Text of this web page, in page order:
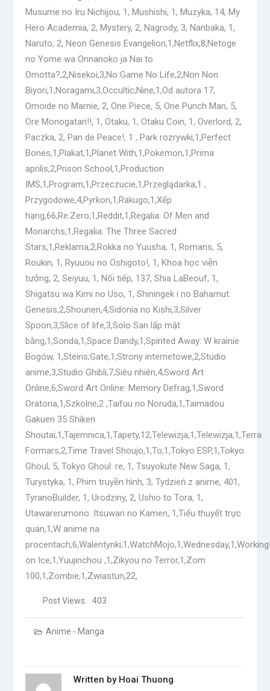
Musume no Iru Nichijou, 1, Mushishi, 1, Muzyka, 14, My
Hero Academia, 2, Mystery, 2, Nagrody, 3, Nanbaka, 1,
Naruto, 2, Neon Genesis Evangelion,1,Netflix,8,Netoge
no Yome wa Onnanoko ja Nai to
Omotta?,2,Nisekoi,3,No Game No Life,2,Non Non
Biyori,1,Noragami,3,Occultic;Nine,1,Od autora 17,
Omoide no Marnie, 2, One Piece, 5, One Punch Man, 5,
Ore Monogatari!!, 1, Otaku, 1, Otaku Coin, 1, Overlord, 2,
Paczka, 2, Pan de Peace!, 1 , Park rozrywki,1,Perfect
Bones,1,Plakat,1,Planet With,1,Pokemon,1,Prima
aprilis,2,Prison School,1,Production
IMS,1,Program,1,Przeczucie,1,Przeglądarka,1 ,
Przygodowe,4,Pyrkon,1,Rakugo,1,Xếp
hạng,66,Re:Zero,1,Reddit,1,Regalia: Of Men and
Monarchs,1,Regalia: The Three Sacred
Stars,1,Reklama,2,Rokka no Yuusha, 1, Romans, 5,
Roukin, 1, Ryuuou no Oshigoto!, 1, Khoa học viễn
tưởng, 2, Seiyuu, 1, Nối tiếp, 137, Shia LaBeouf, 1,
Shigatsu wa Kimi no Uso, 1, Shiningek i no Bahamut:
Genesis,2,Shounen,4,Sidonia no Kishi,3,Silver
Spoon,3,Slice of life,3,Solo San lấp mặt
bằng,1,Sonda,1,Space Dandy,1,Spirited Away: W krainie
Bogów, 1,Steins;Gate,1,Strony internetowe,2,Studio
anime,3,Studio Ghibli,7,Siêu nhiên,4,Sword Art
Online,6,Sword Art Online: Memory Defrag,1,Sword
Oratoria,1,Szkolne,2 ,Taifuu no Noruda,1,Taimadou
Gakuen 35 Shiken
Shoutai,1,Tajemnica,1,Tapety,12,Telewizja,1,Telewizja,1,Terra
Formars,2,Time Travel Shoujo,1,To,1,Tokyo ESP,1,Tokyo
Ghoul, 5, Tokyo Ghoul: re, 1, Tsuyokute New Saga, 1,
Turystyka, 1, Phim truyền hình, 3, Tydzień z anime, 401,
TyranoBuilder, 1, Urodziny, 2, Ushio to Tora, 1,
Utawarerumono: Itsuwari no Kamen, 1,Tiểu thuyết trực
quan,1,W anime na
on Ice,1,Yuujinchou ,1,Zikyou no Terror,1,Zom
100,1,Zombie,1,Zwiastun,22,
Post Views: 403
Anime - Manga
Written by Hoai Thuong